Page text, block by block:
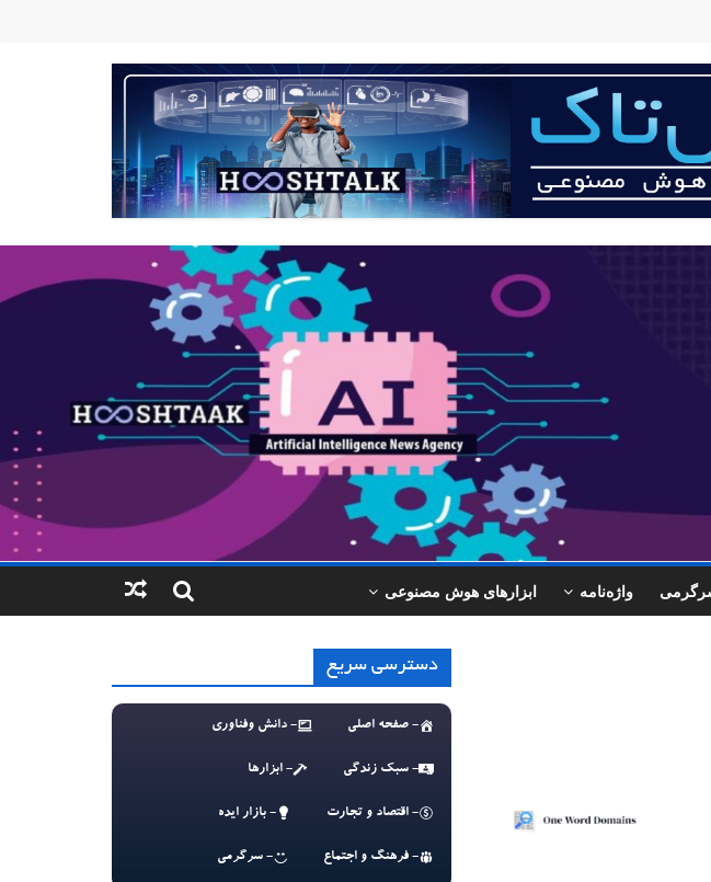
واژه‌نامه ابزارهای هوش مصنوعی
دسترسی سریع
- صفحه اصلی - دانش وفناوری
- سبک زندگی - ابزارها
- اقتصاد و تجارت - بازار ایده
- فرهنگ و اجتماع - سرگرمی